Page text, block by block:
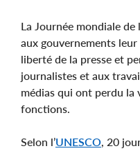
La Journée mondiale
aux gouvernements
liberté de la presse et
journalistes et aux
médias qui ont perdu la
fonctions.
Selon l’UNESCO , 20